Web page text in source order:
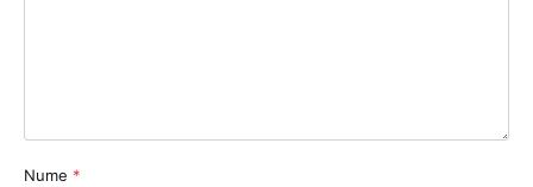
Nume *